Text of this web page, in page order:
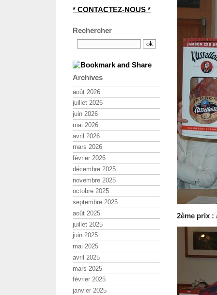
2ème prix :
* CONTACTEZ-NOUS *
Rechercher
Archives
août 2026
juillet 2026
juin 2026
mai 2026
avril 2026
mars 2026
février 2026
décembre 2025
novembre 2025
octobre 2025
septembre 2025
août 2025
juillet 2025
juin 2025
mai 2025
avril 2025
mars 2025
février 2025
janvier 2025